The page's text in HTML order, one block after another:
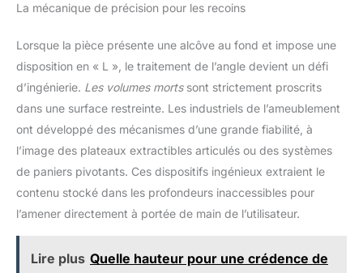
La mécanique de précision pour les recoins
Lorsque la pièce présente une alcôve au fond et impose une
disposition en « L », le traitement de l’angle devient un défi
d’ingénierie. Les volumes mortssont strictement proscrits
dans une surface restreinte. Les industriels de l’ameublement
ont développé des mécanismes d’une grande fiabilité, à
l’image des plateaux extractibles articulés ou des systèmes
de paniers pivotants. Ces dispositifs ingénieux extraient le
contenu stocké dans les profondeurs inaccessibles pour
l’amener directement à portée de main de l’utilisateur.
Lire plus Quelle hauteur pour une crédence de